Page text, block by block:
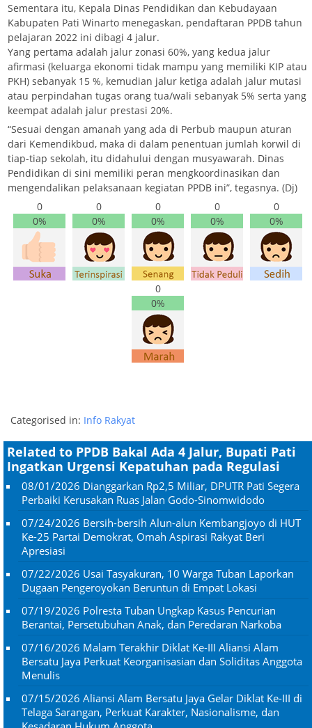
Sementara itu, Kepala Dinas Pendidikan dan Kebudayaan
Kabupaten Pati Winarto menegaskan, pendaftaran PPDB tahun
pelajaran 2022 ini dibagi 4 jalur.
Yang pertama adalah jalur zonasi 60%, yang kedua jalur
afirmasi (keluarga ekonomi tidak mampu yang memiliki KIP atau
PKH) sebanyak 15 %, kemudian jalur ketiga adalah jalur mutasi
atau perpindahan tugas orang tua/wali sebanyak 5% serta yang
keempat adalah jalur prestasi 20%.
“Sesuai dengan amanah yang ada di Perbub maupun aturan
dari Kemendikbud, maka di dalam penentuan jumlah korwil di
tiap-tiap sekolah, itu didahului dengan musyawarah. Dinas
Pendidikan di sini memiliki peran mengkoordinasikan dan
mengendalikan pelaksanaan kegiatan PPDB ini”, tegasnya. (Dj)
0
0%
0
0%
0
0%
0
0%
0
0%
0
0%
Categorised in: Info Rakyat
Related to PPDB Bakal Ada 4 Jalur, Bupati Pati
Ingatkan Urgensi Kepatuhan pada Regulasi
08/01/2026 Dianggarkan Rp2,5 Miliar, DPUTR Pati Segera
Perbaiki Kerusakan Ruas Jalan Godo-Sinomwidodo
07/24/2026 Bersih-bersih Alun-alun Kembangjoyo di HUT
Ke-25 Partai Demokrat, Omah Aspirasi Rakyat Beri
Apresiasi
07/22/2026 Usai Tasyakuran, 10 Warga Tuban Laporkan
Dugaan Pengeroyokan Beruntun di Empat Lokasi
07/19/2026 Polresta Tuban Ungkap Kasus Pencurian
Berantai, Persetubuhan Anak, dan Peredaran Narkoba
07/16/2026 Malam Terakhir Diklat Ke-III Aliansi Alam
Bersatu Jaya Perkuat Keorganisasian dan Soliditas Anggota
Menulis
07/15/2026 Aliansi Alam Bersatu Jaya Gelar Diklat Ke-III di
Telaga Sarangan, Perkuat Karakter, Nasionalisme, dan